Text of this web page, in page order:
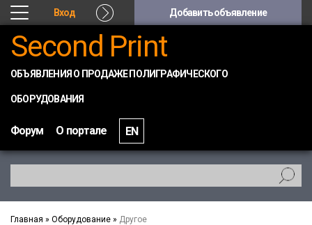
Вход Добавить объявление
Second Print
ОБЪЯВЛЕНИЯ О ПРОДАЖЕ ПОЛИГРАФИЧЕСКОГО
ОБОРУДОВАНИЯ
Форум О портале EN
Главная » Оборудование » Другое